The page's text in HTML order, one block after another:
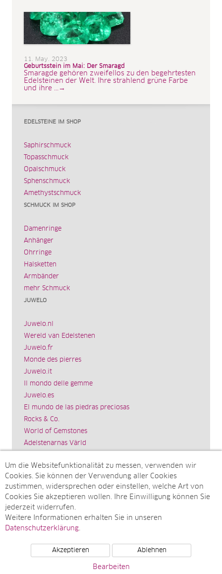
11. May. 2023
Geburtsstein im Mai: Der Smaragd
Smaragde gehören zweifellos zu den begehrtesten
Edelsteinen der Welt. Ihre strahlend grüne Farbe
und ihre ...→
EDELSTEINE IM SHOP
Saphirschmuck
Topasschmuck
Opalschmuck
Sphenschmuck
Amethystschmuck
SCHMUCK IM SHOP
Damenringe
Anhänger
Ohrringe
Halsketten
Armbänder
mehr Schmuck
JUWELO
Juwelo.nl
Wereld van Edelstenen
Juwelo.fr
Monde des pierres
Juwelo.it
Il mondo delle gemme
Juwelo.es
El mundo de las piedras preciosas
Rocks & Co.
World of Gemstones
Ädelstenarnas Värld
Impressum
SITEMAP
Sitemap
Monatsarchive
Top-Artikel
© Juwelo Deutschland GmbH (ein Tochterunternehmen der
Um die Websitefunktionalität zu messen, verwenden wir
Cookies. Sie können der Verwendung aller Cookies
zustimmen, widersprechen oder einstellen, welche Art von
Cookies Sie akzeptieren wollen. Ihre Einwilligung können Sie
jederzeit widerrufen.
Weitere Informationen erhalten Sie in unseren
Datenschutzerklärung.
Akzeptieren Ablehnen
Bearbeiten